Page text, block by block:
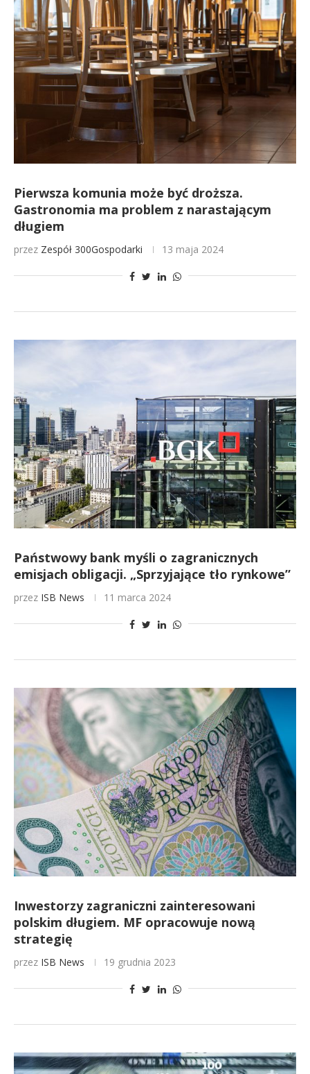
Pierwsza komunia może być droższa.
Gastronomia ma problem z narastającym
długiem
przez Zespół 300Gospodarki 13 maja 2024
Państwowy bank myśli o zagranicznych
emisjach obligacji. „Sprzyjające tło rynkowe”
przez ISB News 11 marca 2024
Inwestorzy zagraniczni zainteresowani
polskim długiem. MF opracowuje nową
strategię
przez ISB News 19 grudnia 2023